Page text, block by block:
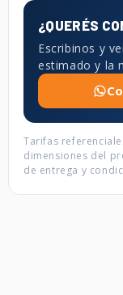
¿QUERÉS
Escribinos y
estimado y la
Tarifas
dimensiones del
de entrega y